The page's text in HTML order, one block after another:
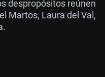
despropósitos reúnen
Martos, Laura del Val,